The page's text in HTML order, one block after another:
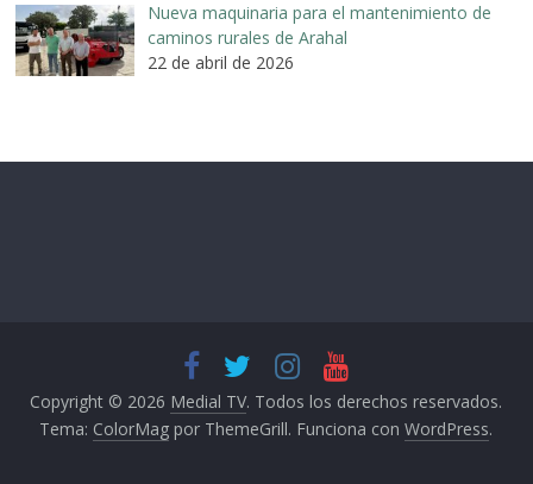
Nueva maquinaria para el mantenimiento de
caminos rurales de Arahal
22 de abril de 2026
Copyright © 2026 Medial TV. Todos los derechos reservados.
Tema: ColorMag por ThemeGrill. Funciona conWordPress.